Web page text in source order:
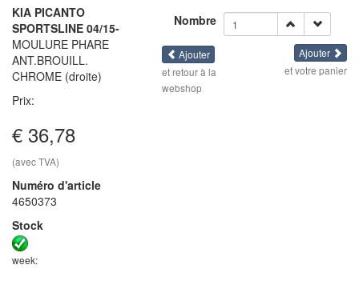
KIA PICANTO
SPORTSLINE 04/15-
MOULURE PHARE
ANT.BROUILL.
CHROME (droite)
Prix:
€ 36,78
(avec TVA)
Numéro d'article
4650373
Stock
week:
Nombre
Ajouter
et retour à la
webshop
Ajouter
et votre panier